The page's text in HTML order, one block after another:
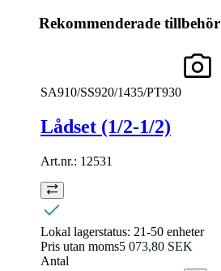
Rekommenderade tillbehör
SA910/SS920/1435/PT930
Lådset (1/2-1/2)
Art.nr.: 12531
Lokal lagerstatus: 21-50 enheter
Pris utan moms5 073,80 SEK
Antal